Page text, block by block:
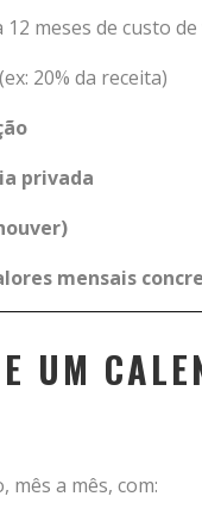
12 meses de custo de
(ex: 20% da receita)
privada
mensais
mês a mês, com: